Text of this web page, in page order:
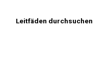
Leitfäden durchsuchen